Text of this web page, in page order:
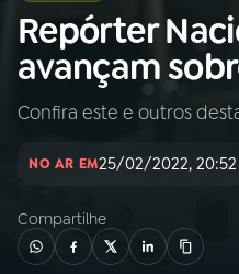
Buscar
na
Rádio
Nacional
01INÍCIO
Repórter
avançam
Confira este e outros
NO AR EM25/02/2022, 20:52
Compartilhe